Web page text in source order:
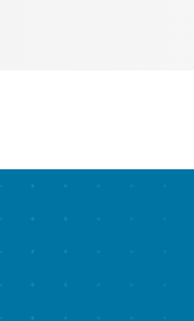
d'Ottawa